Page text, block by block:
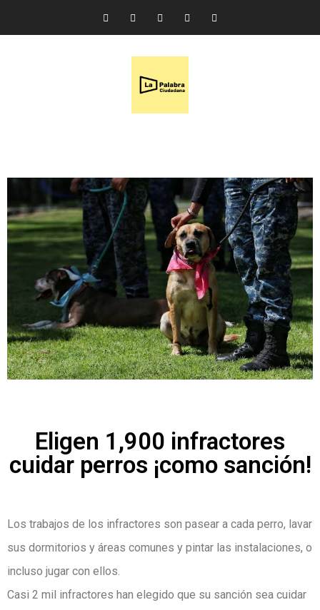
Eligen 1,900 infractores
cuidar perros ¡como sanción!
Los trabajos de los infractores son pasear a cada perro, lavar
sus dormitorios y áreas comunes y pintar las instalaciones, o
incluso jugar con ellos.
Casi 2 mil infractores han elegido que su sanción sea cuidar